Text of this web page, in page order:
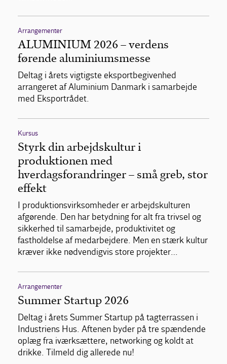
Arrangementer
ALUMINIUM 2026 – verdens
førende aluminiumsmesse
Deltag i årets vigtigste eksportbegivenhed
arrangeret af Aluminium Danmark i samarbejde
med Eksportrådet.
Kursus
Styrk din arbejdskultur i
produktionen med
hverdagsforandringer – små greb, stor
effekt
I produktionsvirksomheder er arbejdskulturen
afgørende. Den har betydning for alt fra trivsel og
sikkerhed til samarbejde, produktivitet og
fastholdelse af medarbejdere. Men en stærk kultur
kræver ikke nødvendigvis store projekter…
Arrangementer
Summer Startup 2026
Deltag i årets Summer Startup på tagterrassen i
Industriens Hus. Aftenen byder på tre spændende
oplæg fra iværksættere, networking og koldt at
drikke. Tilmeld dig allerede nu!